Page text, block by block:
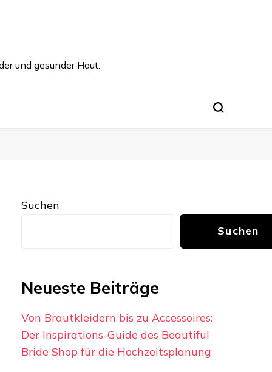
und gesunder Haut.
Suchen
Suchen
Neueste Beiträge
Von Brautkleidern bis zu Accessoires:
Der Inspirations-Guide des Beautiful
Bride Shop für die Hochzeitsplanung